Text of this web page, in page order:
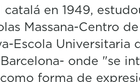
en 1949,
Massana-Centro
Escola Universitaria
onde "se
forma de